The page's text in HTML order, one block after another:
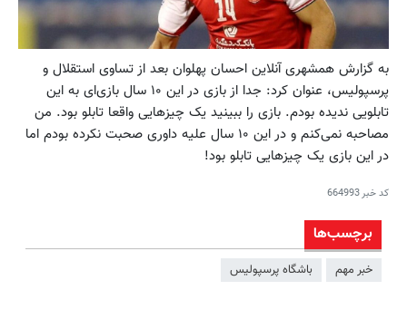
به گزارش همشهری آنلاین احسان پهلوان بعد از تساوی استقلال و
پرسپولیس، عنوان کرد: جدا از بازی در این ۱۰ سال بازی‌ای به این
تابلویی ندیده بودم. بازی را ببینید یک چیزهایی واقعا تابلو بود. من
مصاحبه نمی‌کنم و در این ۱۰ سال علیه داوری صحبت نکرده بودم اما
در این بازی یک چیزهایی تابلو بود!
کد خبر664993
برچسب‌ها
خبر مهم باشگاه پرسپولیس